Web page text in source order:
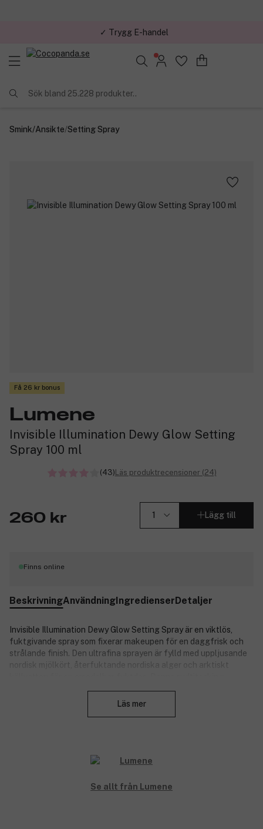
✓ Trygg E-handel
Sök bland 25.228 produkter..
Smink/Ansikte/Setting Spray
Få 26 kr bonus
Lumene
Invisible Illumination Dewy Glow Setting
Spray 100 ml
(43)Läs produktrecensioner (24)
260 kr Lägg till
Finns online
BeskrivningAnvändningIngredienserDetaljer
Invisible Illumination Dewy Glow Setting Spray är en viktlös,
fuktgivande spray som fixerar makeupen för en daggfrisk och
strålande finish. Den ultrafina sprayen är fylld med uppljusande
nordisk mjölkört, återfuktande nordiska alger och arktiskt
makeupen under hela dagen för extra fukt och lyster. Produkten
Läs mer
Se allt från Lumene